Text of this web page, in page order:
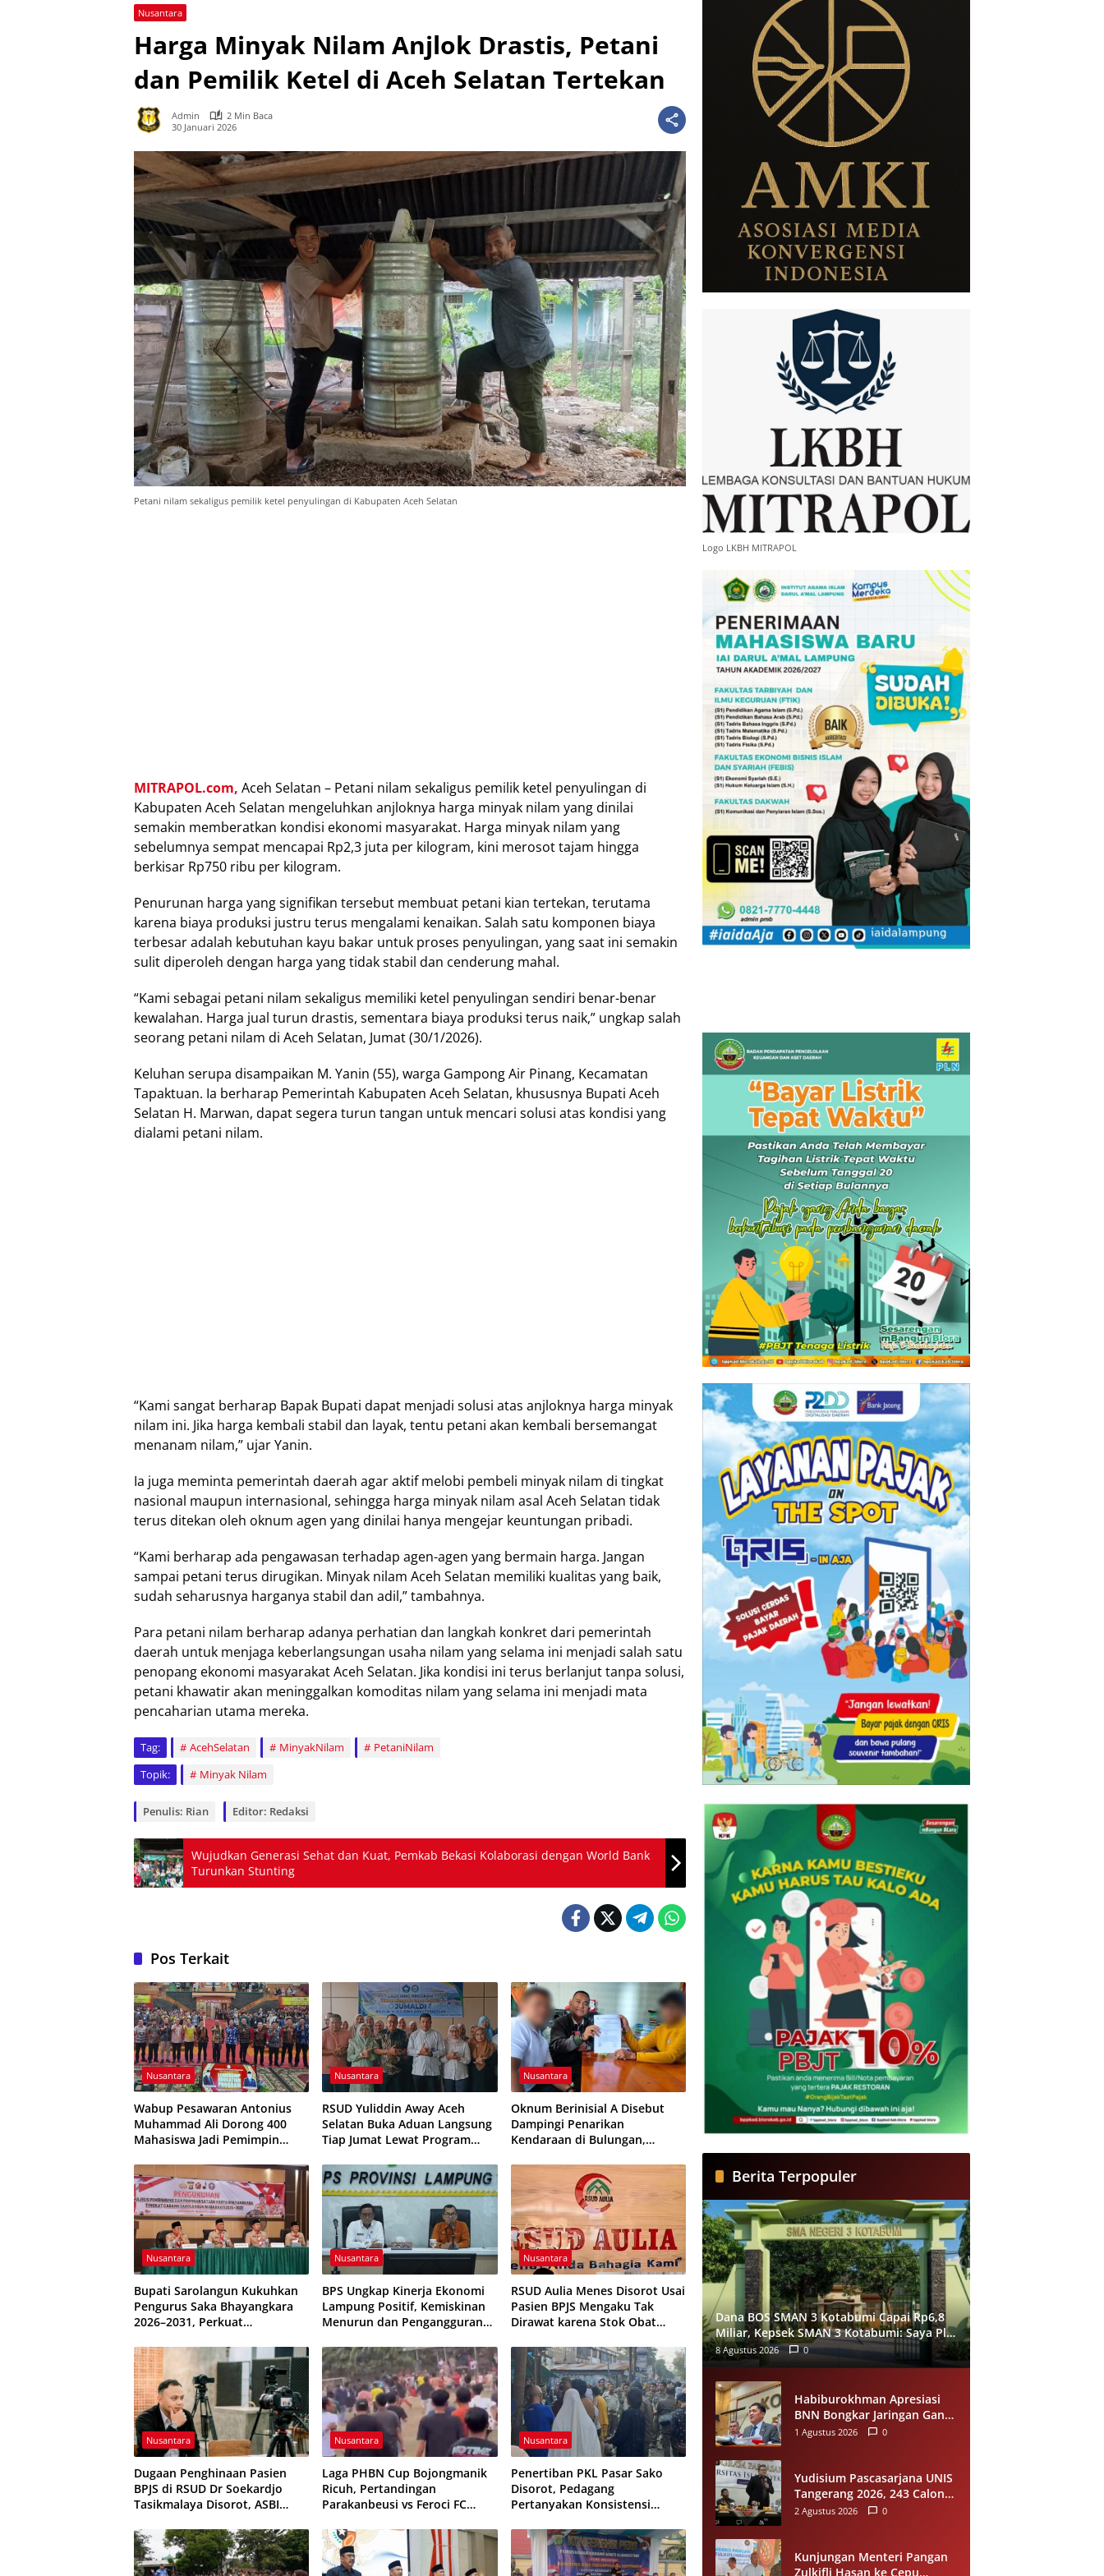
Nusantara
Harga Minyak Nilam Anjlok Drastis, Petani
dan Pemilik Ketel di Aceh Selatan Tertekan
Admin
2 Min Baca
30 Januari 2026
Petani nilam sekaligus pemilik ketel penyulingan di Kabupaten Aceh Selatan
MITRAPOL.com, Aceh Selatan – Petani nilam sekaligus pemilik ketel penyulingan di
Kabupaten Aceh Selatan mengeluhkan anjloknya harga minyak nilam yang dinilai
semakin memberatkan kondisi ekonomi masyarakat. Harga minyak nilam yang
sebelumnya sempat mencapai Rp2,3 juta per kilogram, kini merosot tajam hingga
berkisar Rp750 ribu per kilogram.
Penurunan harga yang signifikan tersebut membuat petani kian tertekan, terutama
karena biaya produksi justru terus mengalami kenaikan. Salah satu komponen biaya
terbesar adalah kebutuhan kayu bakar untuk proses penyulingan, yang saat ini semakin
sulit diperoleh dengan harga yang tidak stabil dan cenderung mahal.
“Kami sebagai petani nilam sekaligus memiliki ketel penyulingan sendiri benar-benar
kewalahan. Harga jual turun drastis, sementara biaya produksi terus naik,” ungkap salah
seorang petani nilam di Aceh Selatan, Jumat (30/1/2026).
Keluhan serupa disampaikan M. Yanin (55), warga Gampong Air Pinang, Kecamatan
Tapaktuan. Ia berharap Pemerintah Kabupaten Aceh Selatan, khususnya Bupati Aceh
Selatan H. Marwan, dapat segera turun tangan untuk mencari solusi atas kondisi yang
dialami petani nilam.
“Kami sangat berharap Bapak Bupati dapat menjadi solusi atas anjloknya harga minyak
nilam ini. Jika harga kembali stabil dan layak, tentu petani akan kembali bersemangat
menanam nilam,” ujar Yanin.
Ia juga meminta pemerintah daerah agar aktif melobi pembeli minyak nilam di tingkat
nasional maupun internasional, sehingga harga minyak nilam asal Aceh Selatan tidak
terus ditekan oleh oknum agen yang dinilai hanya mengejar keuntungan pribadi.
“Kami berharap ada pengawasan terhadap agen-agen yang bermain harga. Jangan
sampai petani terus dirugikan. Minyak nilam Aceh Selatan memiliki kualitas yang baik,
sudah seharusnya harganya stabil dan adil,” tambahnya.
Para petani nilam berharap adanya perhatian dan langkah konkret dari pemerintah
daerah untuk menjaga keberlangsungan usaha nilam yang selama ini menjadi salah satu
penopang ekonomi masyarakat Aceh Selatan. Jika kondisi ini terus berlanjut tanpa solusi,
petani khawatir akan meninggalkan komoditas nilam yang selama ini menjadi mata
pencaharian utama mereka.
Tag: AcehSelatan MinyakNilam
PetaniNilam
Topik:
Minyak Nilam
Penulis: Rian Editor: Redaksi
Wujudkan Generasi Sehat dan Kuat, Pemkab Bekasi Kolaborasi dengan World Bank
Turunkan Stunting
Pos Terkait
Nusantara
Wabup Pesawaran Antonius
Muhammad Ali Dorong 400
Mahasiswa Jadi Pemimpin
Nusantara
RSUD Yuliddin Away Aceh
Selatan Buka Aduan Langsung
Tiap Jumat Lewat Program
Nusantara
Oknum Berinisial A Disebut
Dampingi Penarikan
Kendaraan di Bulungan,
Nusantara
Bupati Sarolangun Kukuhkan
Pengurus Saka Bhayangkara
2026–2031, Perkuat
Muda
Nusantara
BPS Ungkap Kinerja Ekonomi
Lampung Positif, Kemiskinan
Menurun dan Pengangguran
Nusantara
RSUD Aulia Menes Disorot Usai
Pasien BPJS Mengaku Tak
Dirawat karena Stok Obat
Nusantara
Dugaan Penghinaan Pasien
BPJS di RSUD Dr Soekardjo
Tasikmalaya Disorot, ASBI
Etika Pelayanan
Nusantara
Laga PHBN Cup Bojongmanik
Ricuh, Pertandingan
Parakanbeusi vs Feroci FC
Nusantara
Penertiban PKL Pasar Sako
Disorot, Pedagang
Pertanyakan Konsistensi
Pungutan
Logo LKBH MITRAPOL
Berita Terpopuler
Dana BOS SMAN 3 Kotabumi Capai Rp6,8
Miliar, Kepsek SMAN 3 Kotabumi: Saya Plt
per April 2026
8 Agustus 2026 0
Habiburokhman Apresiasi
BNN Bongkar Jaringan Ganja
Gayo-Medan, Sita 93
1 Agustus 2026 0
Yudisium Pascasarjana UNIS
Tangerang 2026, 243 Calon
Magister Resmi Lulus Siap
2 Agustus 2026 0
Kunjungan Menteri Pangan
Zulkifli Hasan ke Cepu